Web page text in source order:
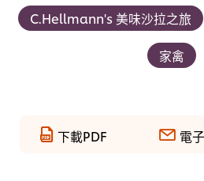
C.Hellmann's 美味沙拉之旅
家禽
下載PDF 電